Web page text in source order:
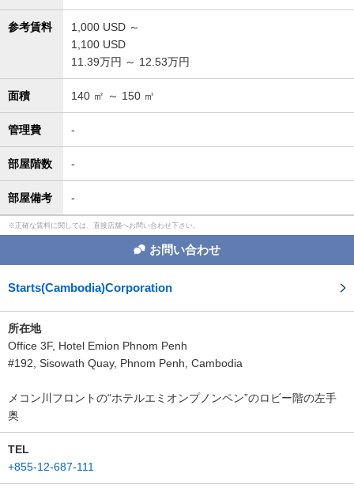
参考賃料 1,000 USD ～
1,100 USD
11.39万円 ～ 12.53万円
面積 140 ㎡ ～ 150 ㎡
管理費 -
部屋階数 -
部屋備考 -
正確な賃料に関しては、直接店舗へお問い合わせ下さい。
お問い合わせ
Starts(Cambodia)Corporation
所在地
Office 3F, Hotel Emion Phnom Penh
#192, Sisowath Quay, Phnom Penh, Cambodia
メコン川フロントの“ホテルエミオンプノンペン”のロビー階の左手
奥
TEL
+855-12-687-111